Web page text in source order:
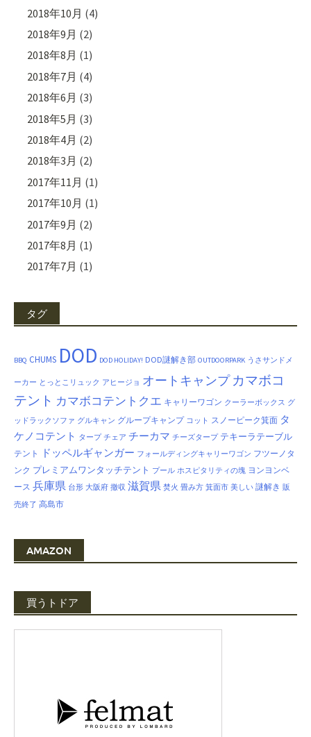
2018年10月 (4)
2018年9月 (2)
2018年8月 (1)
2018年7月 (4)
2018年6月 (3)
2018年5月 (3)
2018年4月 (2)
2018年3月 (2)
2017年11月 (1)
2017年10月 (1)
2017年9月 (2)
2017年8月 (1)
2017年7月 (1)
タグ
BBQ CHUMS DOD DOD HOLIDAY! DOD謎解き部 OUTDOORPARK うさサンドメ
ーカー とっとこリュック アヒージョ オートキャンプ カマボコ
テント カマボコテントクエ キャリーワゴン クーラーボックス グ
ッドラックソファ グルキャン グループキャンプ コット スノーピーク箕面 タ
ケノコテント タープ チェア チーカマ チーズタープ テキーラテーブル
テント ドッペルギャンガー フォールディングキャリーワゴン フツーノタ
ンク プレミアムワンタッチテント プール ホスピタリティの塊 ヨンヨンベ
ース 兵庫県 台形 大阪府 撤収 滋賀県 焚火 畳み方 箕面市 美しい 謎解き 販
売終了 高島市
AMAZON
買うトドア